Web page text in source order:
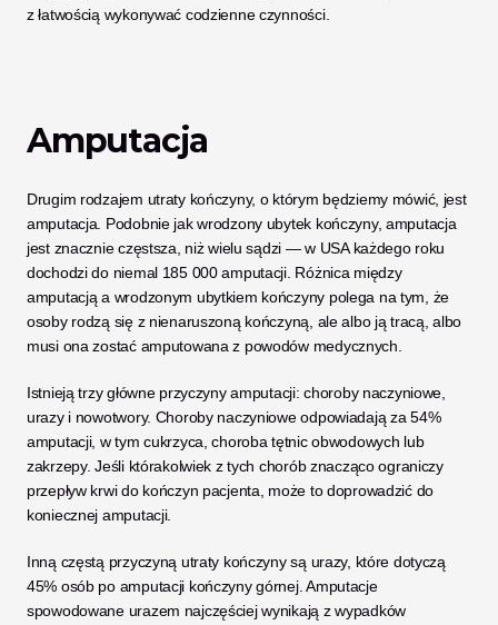
z łatwością wykonywać codzienne czynności.
Amputacja
Drugim rodzajem utraty kończyny, o którym będziemy mówić, jest
amputacja. Podobnie jak wrodzony ubytek kończyny, amputacja
jest znacznie częstsza, niż wielu sądzi — w USA każdego roku
dochodzi do niemal 185 000 amputacji. Różnica między
amputacją a wrodzonym ubytkiem kończyny polega na tym, że
osoby rodzą się z nienaruszoną kończyną, ale albo ją tracą, albo
musi ona zostać amputowana z powodów medycznych.
Istnieją trzy główne przyczyny amputacji: choroby naczyniowe,
urazy i nowotwory. Choroby naczyniowe odpowiadają za 54%
amputacji, w tym cukrzyca, choroba tętnic obwodowych lub
zakrzepy. Jeśli którakolwiek z tych chorób znacząco ograniczy
przepływ krwi do kończyn pacjenta, może to doprowadzić do
koniecznej amputacji.
Inną częstą przyczyną utraty kończyny są urazy, które dotyczą
45% osób po amputacji kończyny górnej. Amputacje
spowodowane urazem najczęściej wynikają z wypadków